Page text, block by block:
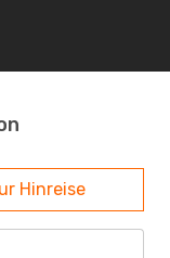
Hinreise